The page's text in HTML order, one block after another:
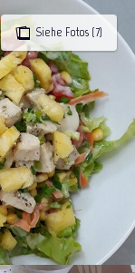
Siehe Fotos (7)